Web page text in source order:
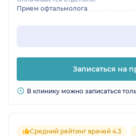
Прием офтальмолога
Записаться на
В клинику можно записаться
Средний рейтинг врачей 4.3